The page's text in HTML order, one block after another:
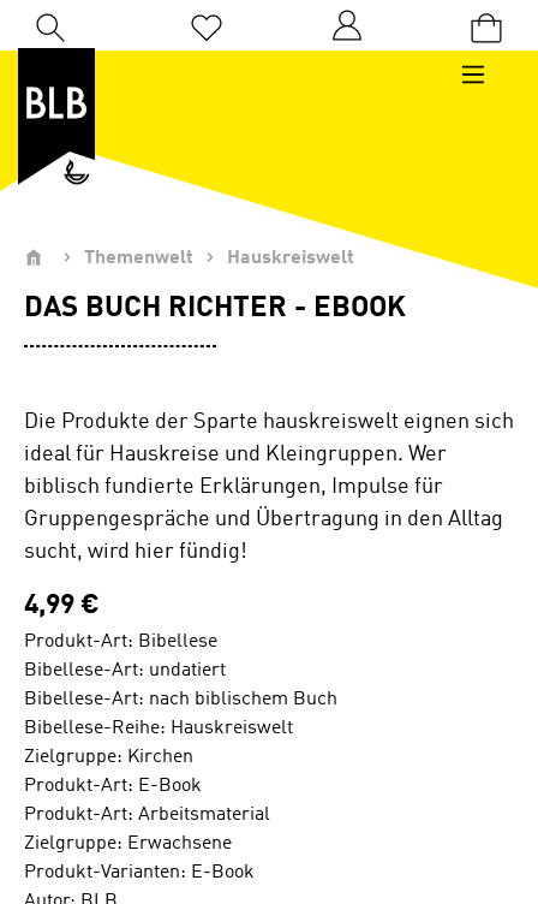
Zum Hauptinhalt springen
Du hast 0 Produkte auf dem Merkzettel
Themenwelt Hauskreiswelt
DAS BUCH RICHTER - EBOOK
Die Produkte der Sparte hauskreiswelt eignen sich
ideal für Hauskreise und Kleingruppen. Wer
biblisch fundierte Erklärungen, Impulse für
Gruppengespräche und Übertragung in den Alltag
sucht, wird hier fündig!
4,99 €
Produkt-Art: Bibellese
Bibellese-Art: undatiert
Bibellese-Art: nach biblischem Buch
Bibellese-Reihe: Hauskreiswelt
Zielgruppe: Kirchen
Produkt-Art: E-Book
Produkt-Art: Arbeitsmaterial
Zielgruppe: Erwachsene
Produkt-Varianten: E-Book